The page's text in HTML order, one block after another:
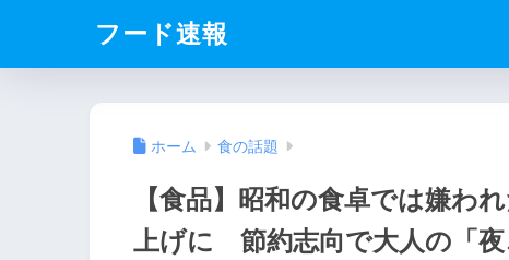
フード速報
ホーム 食の話題
【食品】昭和の食卓では嫌わ
上げに 節約志向で大人の「夜